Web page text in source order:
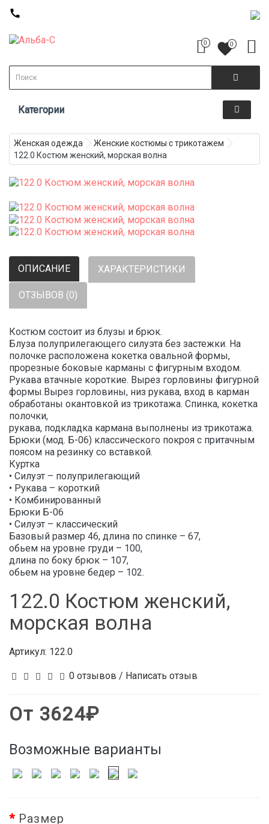
call
0 favorite
0
Категории
Женская одежда
Женские костюмы с трикотажем
122.0 Костюм женский, морская волна
ОПИСАНИЕ ХАРАКТЕРИСТИКИ
ОТЗЫВОВ (0)
Костюм состоит из блузы и брюк.
Блуза полуприлегающего силуэта без застежки. На
полочке расположена кокетка овальной формы,
прорезные боковые карманы с фигурным входом.
Рукава втачные короткие. Вырез горловины фигурной
формы.Вырез горловины, низ рукава, вход в карман
обработаны окантовкой из трикотажа. Спинка, кокетка
полочки,
рукава, подкладка кармана выполнены из трикотажа.
Брюки (мод. Б-06) классического покроя с притачным
поясом на резинку со вставкой.
Куртка
• Силуэт – полуприлегающий
• Рукава – короткий
• Комбинированный
Брюки Б-06
• Силуэт – классический
Базовый размер 46, длина по спинке – 67,
обьем на уровне груди – 100,
длина по боку брюк – 107,
обьем на уровне бедер – 102.
122.0 Костюм женский,
морская волна
Артикул: 122.0
0 отзывов / Написать отзыв
От 3624₽
Возможные варианты
Размер